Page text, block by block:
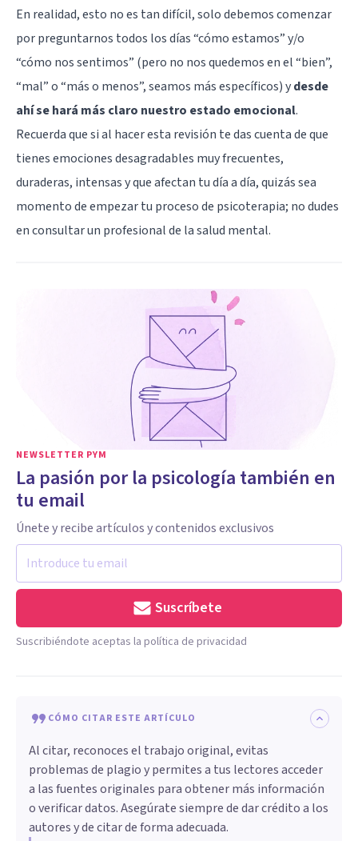
En realidad, esto no es tan difícil, solo debemos comenzar
por preguntarnos todos los días “cómo estamos” y/o
“cómo nos sentimos” (pero no nos quedemos en el “bien”,
“mal” o “más o menos”, seamos más específicos) ydesde
ahí se hará más claro nuestro estado emocional.
Recuerda que si al hacer esta revisión te das cuenta de que
tienes emociones desagradables muy frecuentes,
duraderas, intensas y que afectan tu día a día, quizás sea
momento de empezar tu proceso de psicoterapia; no dudes
en consultar un profesional de la salud mental.
NEWSLETTER PYM
La pasión por la psicología también en
tu email
Únete y recibe artículos y contenidos exclusivos
Suscríbete
Suscribiéndote aceptas la política de privacidad
CÓMO CITAR ESTE ARTÍCULO
Al citar, reconoces el trabajo original, evitas
problemas de plagio y permites a tus lectores acceder
a las fuentes originales para obtener más información
o verificar datos. Asegúrate siempre de dar crédito a los
autores y de citar de forma adecuada.